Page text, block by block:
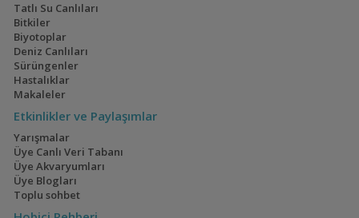
Tatlı Su Canlıları
Bitkiler
Biyotoplar
Deniz Canlıları
Sürüngenler
Hastalıklar
Makaleler
Etkinlikler ve Paylaşımlar
Yarışmalar
Üye Canlı Veri Tabanı
Üye Akvaryumları
Üye Blogları
Toplu sohbet